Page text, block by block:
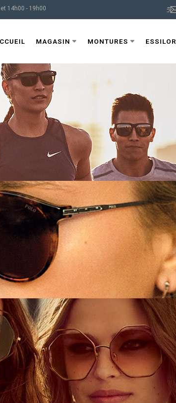
14h00 - 19h00
MAGASIN MONTURES ESSILOR